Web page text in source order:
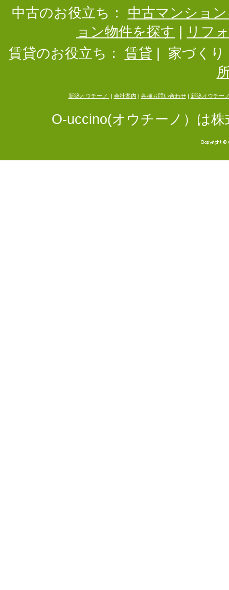
中古のお役立ち：
中古マンショ
ョン物件を探す
リフ
賃貸のお役立ち：
賃貸
家づくり
新築オウチーノ 会社案内 各種お問い合わせ| 新築オウチー
O-uccino(オウチーノ）は